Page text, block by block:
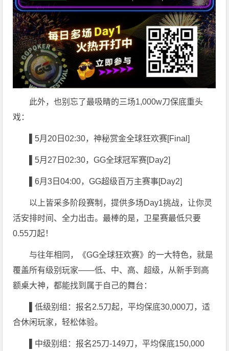
此外，也别忘了最吸睛的三场1,000w刀保底重头
戏：
▌5月20日02:30，神秘赏金全球狂欢赛[Final]
▌5月27日02:30，GG全球冠军赛[Day2]
▌6月3日04:00，GG超级百万主赛事[Day2]
以上皆采多阶段赛制，提供多场Day1挑战，让你灵
活安排时间、全力出击。最棒的是，卫星赛最低只要
0.55刀起！
与往年相同，《GG全球狂欢赛》的一大特色，就是
覆盖所有级别玩家——低、中、高、超级，从新手到高
额桌大神，都能找到属于自己的舞台：
▌低级别组：报名2.5刀起，平均保底30,000刀，适
合休闲玩家，轻松体验。
▌中级别组：报名25刀-149刀，平均保底150,000